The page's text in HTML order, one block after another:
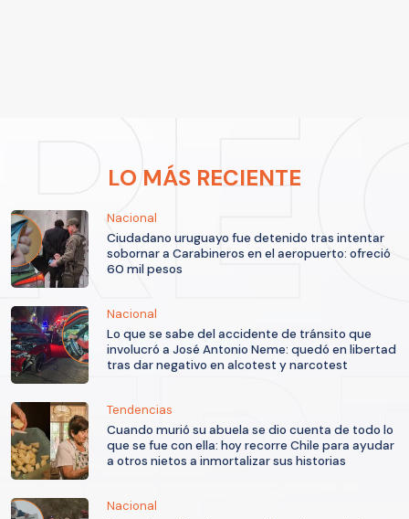
LO MÁS RECIENTE
Nacional
Ciudadano uruguayo fue detenido tras intentar
sobornar a Carabineros en el aeropuerto: ofreció
60 mil pesos
Nacional
Lo que se sabe del accidente de tránsito que
involucró a José Antonio Neme: quedó en libertad
tras dar negativo en alcotest y narcotest
Tendencias
Cuando murió su abuela se dio cuenta de todo lo
que se fue con ella: hoy recorre Chile para ayudar
a otros nietos a inmortalizar sus historias
Nacional